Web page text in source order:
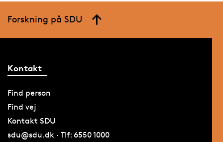
Forskning på SDU
Kontakt
Find person
Find vej
Kontakt SDU
sdu@sdu.dk · Tlf: 6550 1000